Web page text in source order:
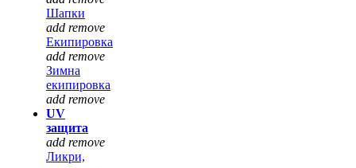
Шапки
add remove
Екипировка
add remove
Зимна
екипировка
add remove
UV
защита
add remove
Ликри,